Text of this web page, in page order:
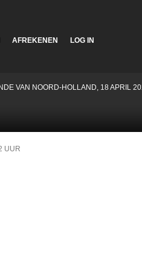
AFREKENEN LOG IN
VAN NOORD-HOLLAND, 18 APRIL
UUR